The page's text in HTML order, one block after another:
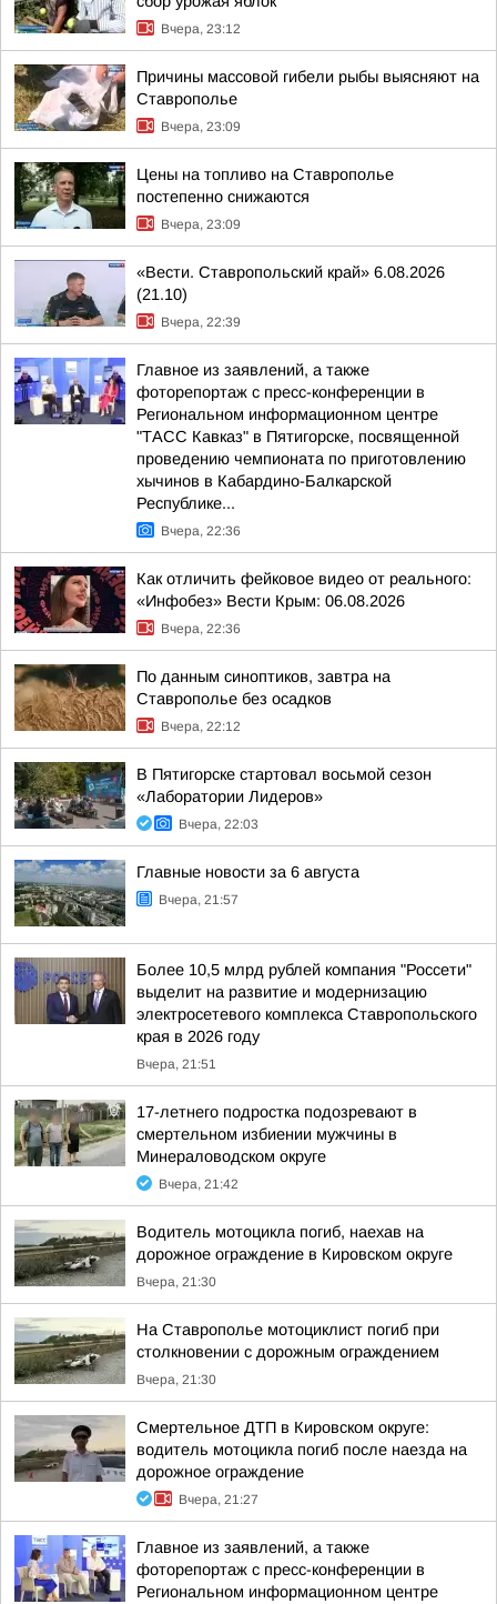
Вчера, 23:12
Причины массовой гибели рыбы выясняют на
Ставрополье
Вчера, 23:09
Цены на топливо на Ставрополье
постепенно снижаются
Вчера, 23:09
«Вести. Ставропольский край» 6.08.2026
(21.10)
Вчера, 22:39
Главное из заявлений, а также
фоторепортаж с пресс-конференции в
Региональном информационном центре
"ТАСС Кавказ" в Пятигорске, посвященной
проведению чемпионата по приготовлению
хычинов в Кабардино-Балкарской
Республике...
Вчера, 22:36
Как отличить фейковое видео от реального:
«Инфобез» Вести Крым: 06.08.2026
Вчера, 22:36
По данным синоптиков, завтра на
Ставрополье без осадков
Вчера, 22:12
В Пятигорске стартовал восьмой сезон
«Лаборатории Лидеров»
Вчера, 22:03
Главные новости за 6 августа
Вчера, 21:57
Более 10,5 млрд рублей компания "Россети"
выделит на развитие и модернизацию
электросетевого комплекса Ставропольского
края в 2026 году
Вчера, 21:51
17-летнего подростка подозревают в
смертельном избиении мужчины в
Минераловодском округе
Вчера, 21:42
Водитель мотоцикла погиб, наехав на
дорожное ограждение в Кировском округе
Вчера, 21:30
На Ставрополье мотоциклист погиб при
столкновении с дорожным ограждением
Вчера, 21:30
Смертельное ДТП в Кировском округе:
водитель мотоцикла погиб после наезда на
дорожное ограждение
Вчера, 21:27
Главное из заявлений, а также
фоторепортаж с пресс-конференции в
Региональном информационном центре